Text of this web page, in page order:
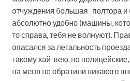
отчуждения большая полтора и
абсолютно удобно (машины,
то справа, тебя не волнуют).
опасался за легальность
такому хай-вею, но
на меня не обратили никакого